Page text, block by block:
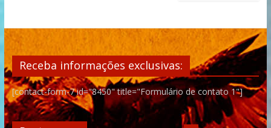
Receba informações exclusivas:
[contact-form-7 id="8450" title="Formulário de contato 1"]